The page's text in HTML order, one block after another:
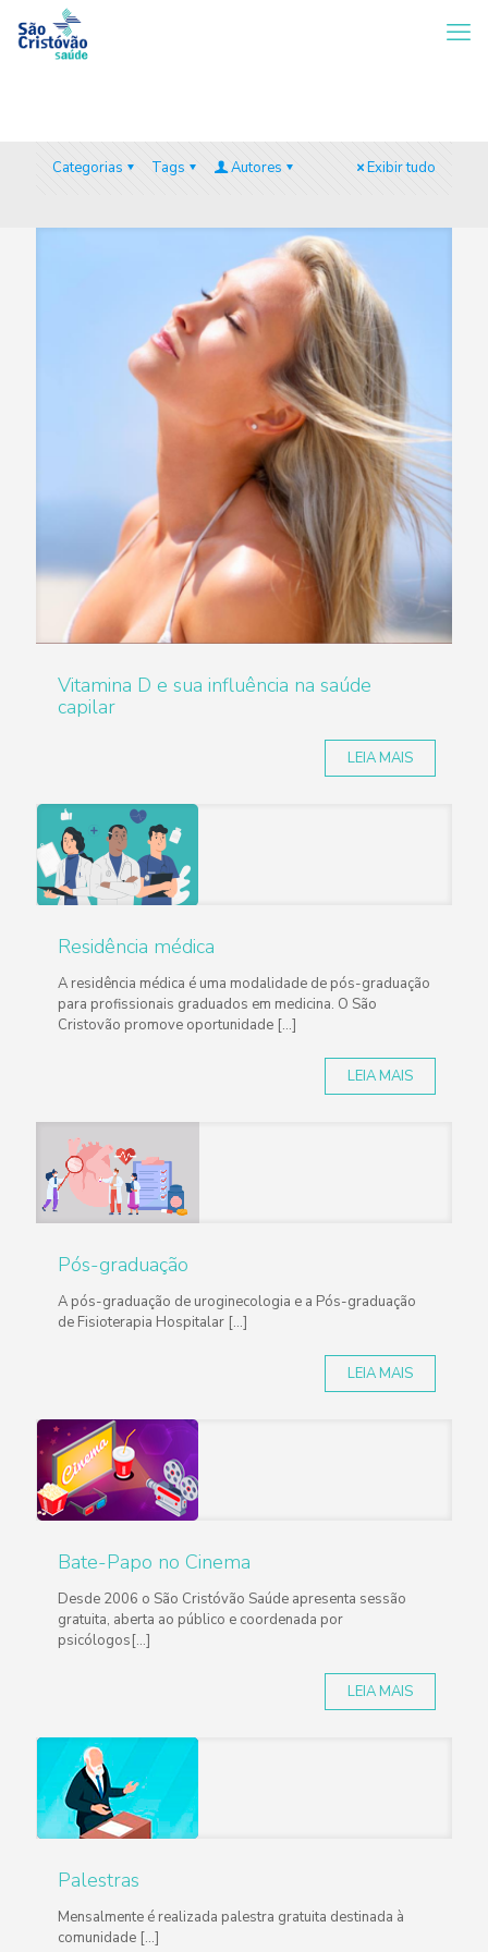
Categorias Tags Autores Exibir tudo
Vitamina D e sua influência na saúde
capilar
LEIA MAIS
Residência médica
A residência médica é uma modalidade de pós-graduação
para profissionais graduados em medicina. O São
Cristovão promove oportunidade [...]
LEIA MAIS
Pós-graduação
A pós-graduação de uroginecologia e a Pós-graduação
de Fisioterapia Hospitalar [...]
LEIA MAIS
Bate-Papo no Cinema
Desde 2006 o São Cristóvão Saúde apresenta sessão
gratuita, aberta ao público e coordenada por
psicólogos[...]
LEIA MAIS
Palestras
Mensalmente é realizada palestra gratuita destinada à
comunidade [...]